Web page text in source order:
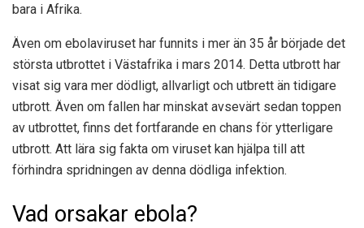
bara i Afrika.
Även om ebolaviruset har funnits i mer än 35 år började det
största utbrottet i Västafrika i mars 2014. Detta utbrott har
visat sig vara mer dödligt, allvarligt och utbrett än tidigare
utbrott. Även om fallen har minskat avsevärt sedan toppen
av utbrottet, finns det fortfarande en chans för ytterligare
utbrott. Att lära sig fakta om viruset kan hjälpa till att
förhindra spridningen av denna dödliga infektion.
Vad orsakar ebola?